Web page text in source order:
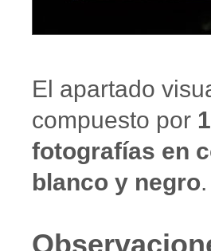
El apartado
compuesto por
fotografías en
blanco y negro.